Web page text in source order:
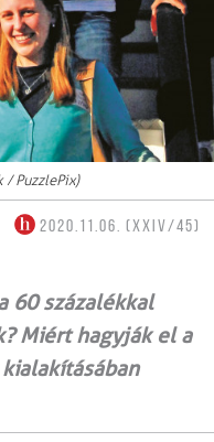
PuzzlePix)
2020.11.06. (XXIV/45)
60 százalékkal
Miért hagyják el a